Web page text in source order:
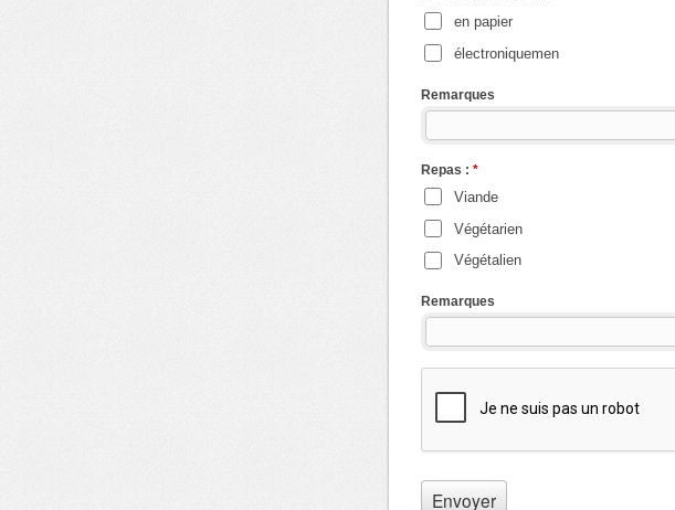
en papier
électroniquemen
Remarques
Repas : *
Viande
Végétarien
Végétalien
Remarques